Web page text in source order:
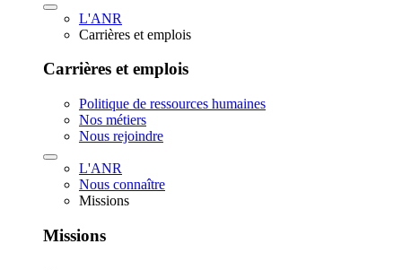
L'ANR
Carrières et emplois
Carrières et emplois
Politique de ressources humaines
Nos métiers
Nous rejoindre
L'ANR
Nous connaître
Missions
Missions